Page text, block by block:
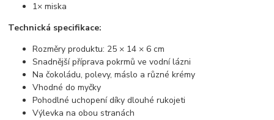
1× miska
Technická specifikace:
Rozměry produktu: 25 × 14 × 6 cm
Snadnější příprava pokrmů ve vodní lázni
Na čokoládu, polevy, máslo a různé krémy
Vhodné do myčky
Pohodlné uchopení díky dlouhé rukojeti
Výlevka na obou stranách